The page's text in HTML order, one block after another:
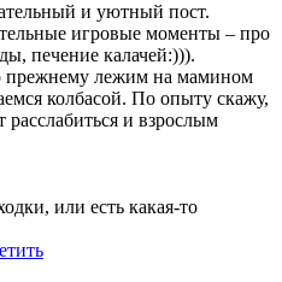
и уютный пост.
игровые моменты – про
печение калачей:))).
прежнему лежим на мамином
колбасой. По опыту скажу,
расслабиться и взрослым
или есть какая-то